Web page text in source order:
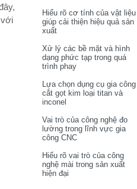
với
Hiểu rõ cơ tính của vật liệu
giúp cải thiện hiệu quả sản
xuất
Xử lý các bề mặt và hình
dạng phức tạp trong quá
trình phay
Lựa chọn dụng cụ gia công
cắt gọt kim loại titan và
inconel
Vai trò của công nghệ đo
lường trong lĩnh vực gia
công CNC
Hiểu rõ vai trò của công
nghệ mài trong sản xuất
hiện đại